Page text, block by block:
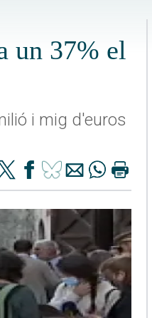
un 37% el
i mig d'euros